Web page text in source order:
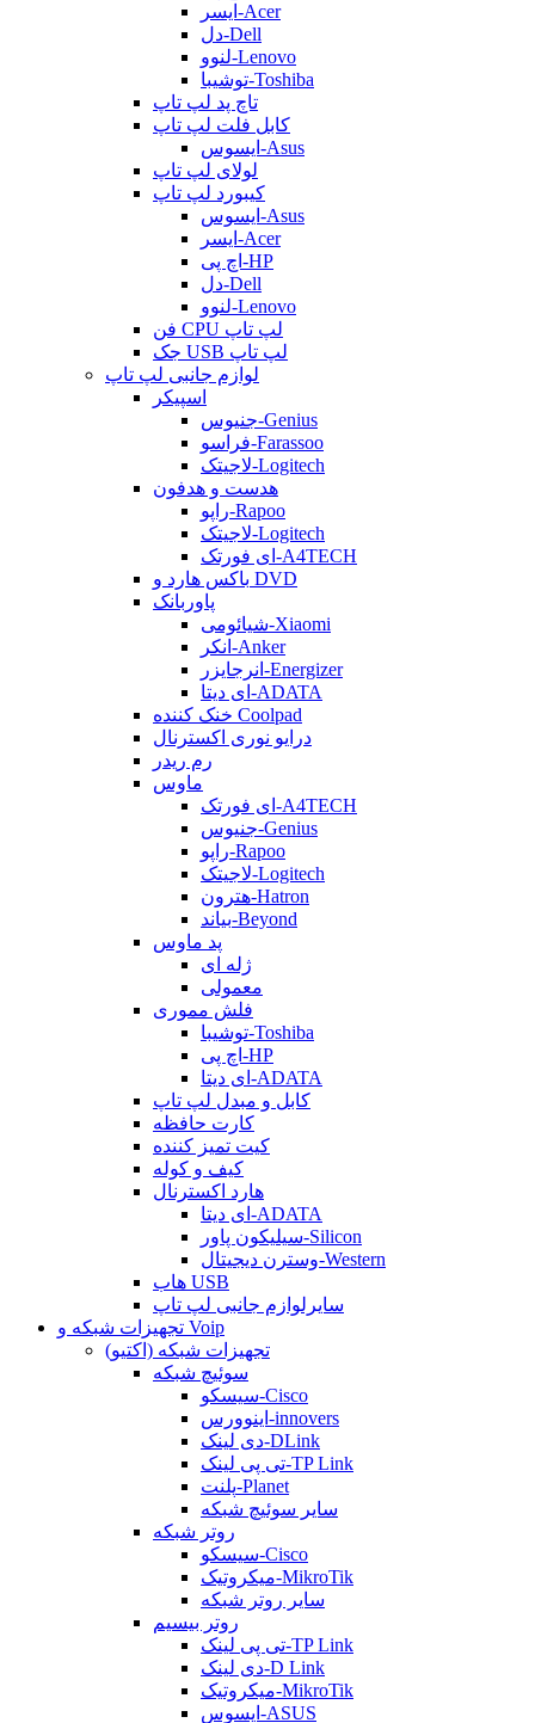
ایسر-Acer
دل-Dell
لنوو-Lenovo
توشیبا-Toshiba
تاچ پد لپ تاپ
کابل فلت لپ تاپ
ایسوس-Asus
لولای لپ تاپ
کیبورد لپ تاپ
ایسوس-Asus
ایسر-Acer
اچ پی-HP
دل-Dell
لنوو-Lenovo
فن CPU لپ تاپ
جک USB لپ تاپ
لوازم جانبی لپ تاپ
اسپیکر
جنیوس-Genius
فراسو-Farassoo
لاجیتک-Logitech
هدست و هدفون
راپو-Rapoo
لاجیتک-Logitech
ای فورتک-A4TECH
باکس هارد و DVD
پاوربانک
شیائومی-Xiaomi
انکر-Anker
انرجایزر-Energizer
ای دیتا-ADATA
خنک کننده Coolpad
درایو نوری اکسترنال
رم ریدر
ماوس
ای فورتک-A4TECH
جنیوس-Genius
راپو-Rapoo
لاجیتک-Logitech
هترون-Hatron
بیاند-Beyond
پد ماوس
ژله ای
معمولی
فلش مموری
توشیبا-Toshiba
اچ پی-HP
ای دیتا-ADATA
کابل و مبدل لپ تاپ
کارت حافظه
کیت تمیز کننده
کیف و کوله
هارد اکسترنال
ای دیتا-ADATA
سیلیکون پاور-Silicon
وسترن دیجیتال-Western
هاب USB
سایرلوازم جانبی لپ تاپ
تجهیزات شبکه و Voip
تجهیزات شبکه (اکتیو)
سوئیچ شبکه
سیسکو-Cisco
اینوورس-innovers
دی لینک-DLink
تی پی لینک-TP Link
پلنت-Planet
سایر سوئیچ شبکه
روتر شبکه
سیسکو-Cisco
میکروتیک-MikroTik
سایر روتر شبکه
روتر بیسیم
تی پی لینک-TP Link
دی لینک-D Link
میکروتیک-MikroTik
ایسوس-ASUS